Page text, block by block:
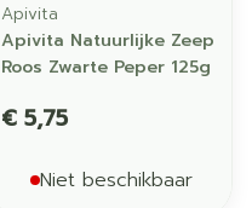
Apivita
Apivita Natuurlijke Zeep
Roos Zwarte Peper 125g
€ 5,75
Niet beschikbaar